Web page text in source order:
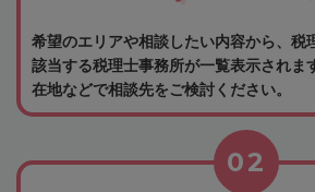
希望のエリアや相談したい内容から、税
該当する税理士事務所が一覧表示されま
在地などで相談先をご検討ください。
02